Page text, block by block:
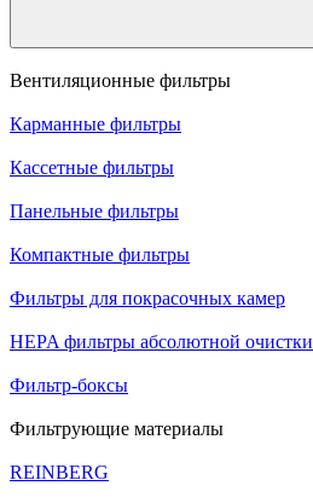
Вентиляционные фильтры
Карманные фильтры
Кассетные фильтры
Панельные фильтры
Компактные фильтры
Фильтры для покрасочных камер
HEPA фильтры абсолютной очистки
Фильтр-боксы
Фильтрующие материалы
REINBERG